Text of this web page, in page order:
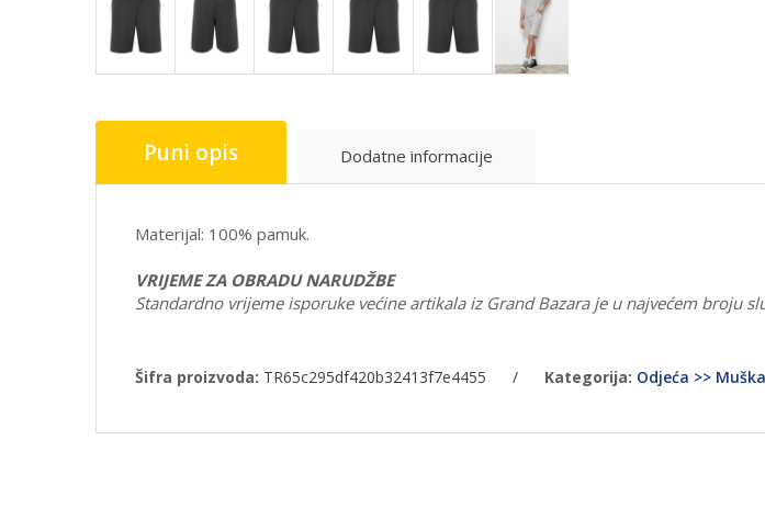
Puni opis Dodatne informacije
Materijal: 100% pamuk.
VRIJEME ZA OBRADU NARUDŽBE
Standardno vrijeme isporuke većine artikala iz Grand Bazara je u najvećem broju
Šifra proizvoda: TR65c295df420b32413f7e4455 / Kategorija: Odjeća >>